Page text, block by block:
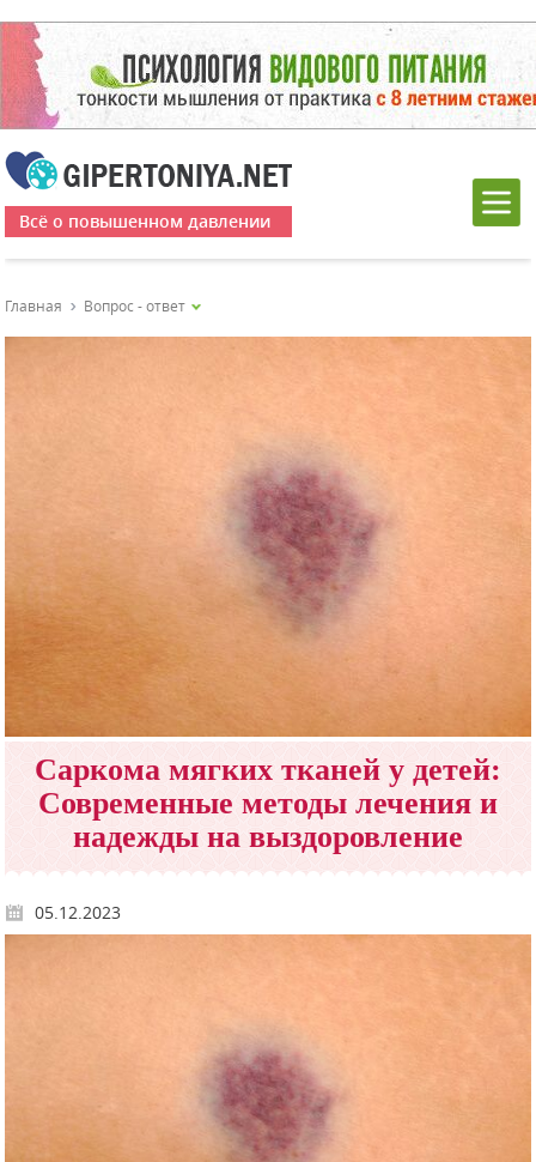
Всё о повышенном давлении
Главная Вопрос - ответ
Саркома мягких тканей у детей:
Современные методы лечения и
надежды на выздоровление
05.12.2023